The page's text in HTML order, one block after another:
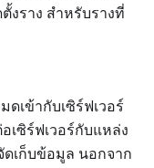
งราง สำหรับรางที่
ดเข้ากับเซิร์ฟเวอร์
เซิร์ฟเวอร์กับแหล่ง
เก็บข้อมูล นอกจาก